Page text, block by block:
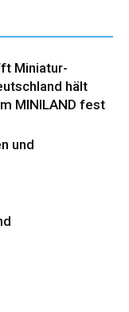
Miniatur-
hält
MINILAND fest
und